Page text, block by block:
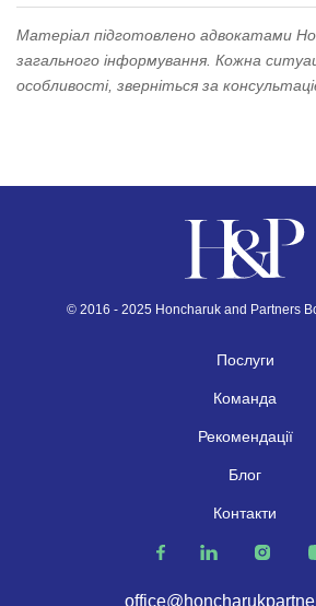
Матеріал підготовлено адвокатами
загального інформування. Кожна
особливості, зверніться за
© 2016 - 2025 Honcharuk and Partners
Послуги
Команда
Рекомендації
Блог
Контакти